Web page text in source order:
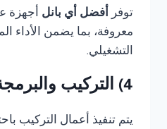
توفر أفضل أي بانل أجهزة
معروفة، بما يضمن الأداء
التشغيلي.
4) التركيب والبرمجة
يتم تنفيذ أعمال التركيب